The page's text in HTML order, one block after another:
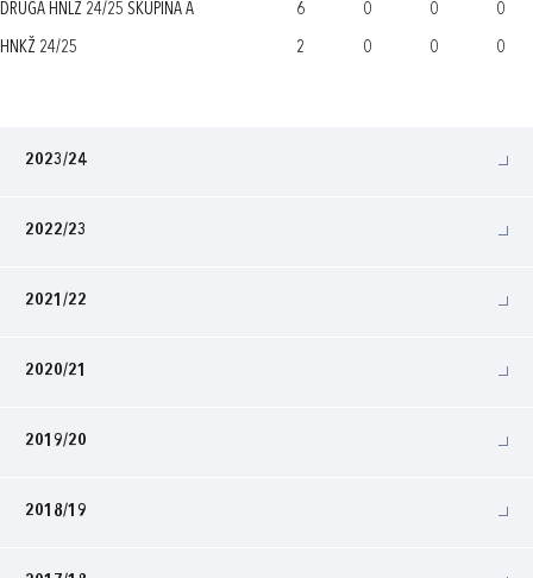
DRUGA HNLŽ 24/25 SKUPINA A 6 0 0 0
HNKŽ 24/25 2 0 0 0
2023/24
2022/23
2021/22
2020/21
2019/20
2018/19